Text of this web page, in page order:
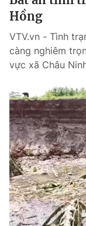
Hồng
VTV.vn - Tình
càng nghiêm
vực xã Châu